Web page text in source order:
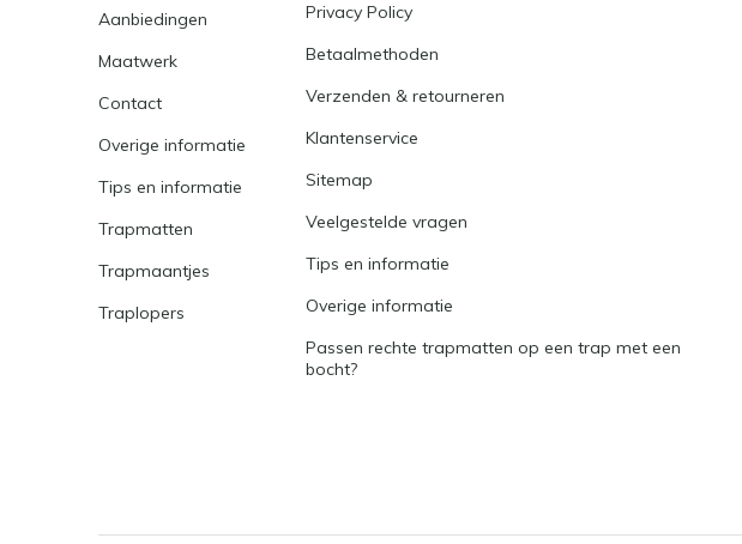
Aanbiedingen
Maatwerk
Contact
Overige informatie
Tips en informatie
Trapmatten
Trapmaantjes
Traplopers
Privacy Policy
Betaalmethoden
Verzenden & retourneren
Klantenservice
Sitemap
Veelgestelde vragen
Tips en informatie
Overige informatie
Passen rechte trapmatten op een trap met een
bocht?